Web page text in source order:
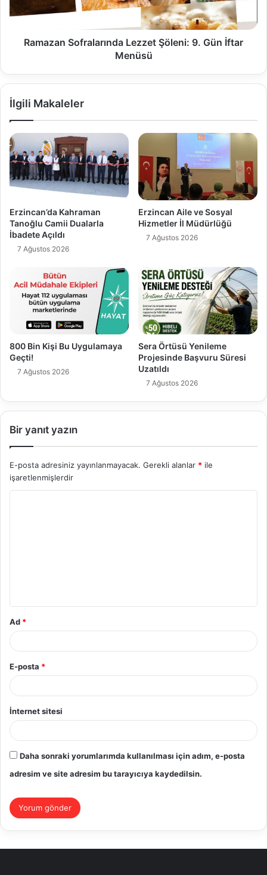
Ramazan Sofralarında Lezzet Şöleni: 9. Gün İftar
Menüsü
İlgili Makaleler
Erzincan’da Kahraman
Tanoğlu Camii Dualarla
İbadete Açıldı
7 Ağustos 2026
Erzincan Aile ve Sosyal
Hizmetler İl Müdürlüğü
7 Ağustos 2026
800 Bin Kişi Bu Uygulamaya
Geçti!
7 Ağustos 2026
Sera Örtüsü Yenileme
Projesinde Başvuru Süresi
Uzatıldı
7 Ağustos 2026
Bir yanıt yazın
E-posta adresiniz yayınlanmayacak. Gerekli alanlar * ile
işaretlenmişlerdir
Ad *
E-posta *
İnternet sitesi
Daha sonraki yorumlarımda kullanılması için adım, e-posta
adresim ve site adresim bu tarayıcıya kaydedilsin.